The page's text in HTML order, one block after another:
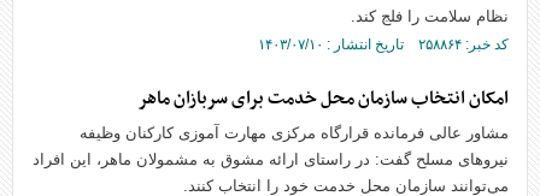
نظام سلامت را فلج کند.
کد خبر: ۲۵۸۸۶۴ تاریخ انتشار : ۱۴۰۳/۰۷/۱۰
امکان انتخاب سازمان محل خدمت برای سربازان ماهر
مشاور عالی فرمانده قرارگاه مرکزی مهارت آموزی کارکنان وظیفه
نیرو‌های مسلح گفت: در راستای ارائه مشوق به مشمولان ماهر، این افراد
می‌توانند سازمان محل خدمت خود را انتخاب کنند.